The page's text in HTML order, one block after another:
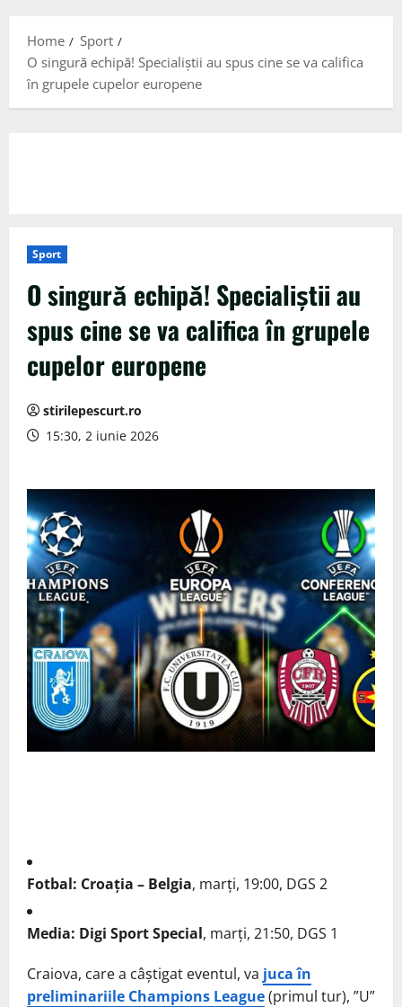
Home
Sport
O singură echipă! Specialiștii au spus cine se va califica
în grupele cupelor europene
Sport
O singură echipă! Specialiștii au
spus cine se va califica în grupele
cupelor europene
stirilepescurt.ro
15:30, 2 iunie 2026
Fotbal: Croația – Belgia, marți, 19:00, DGS 2
Media: Digi Sport Special, marți, 21:50, DGS 1
Craiova, care a câștigat eventul, va juca în
preliminariile Champions League(primul tur), ”U”